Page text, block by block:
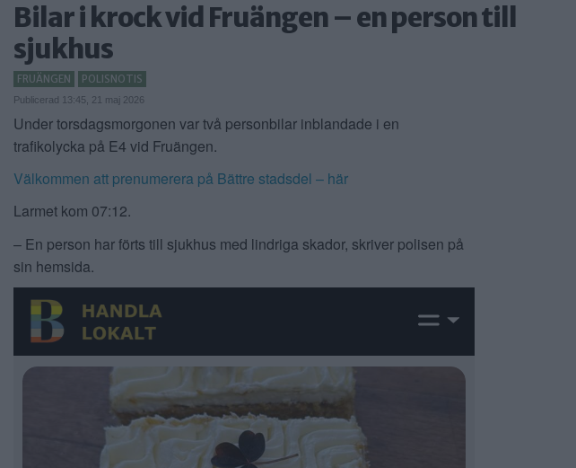
Bilar i krock vid Fruängen – en person till
sjukhus
FRUÄNGEN POLISNOTIS
Publicerad 13:45, 21 maj 2026
Under torsdagsmorgonen var två personbilar inblandade i en
trafikolycka på E4 vid Fruängen.
Välkommen att prenumerera på Bättre stadsdel – här
Larmet kom 07:12.
– En person har förts till sjukhus med lindriga skador, skriver polisen på
sin hemsida.